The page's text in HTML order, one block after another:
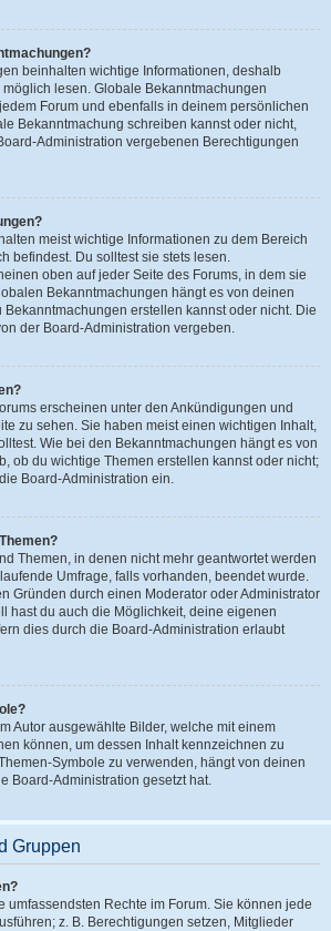
beinhalten wichtige Informationen, deshalb
lesen. Globale Bekanntmachungen
Forum und ebenfalls in deinem persönlichen
Bekanntmachung schreiben kannst oder nicht,
Administration vergebenen Berechtigungen
meist wichtige Informationen zu dem Bereich
befindest. Du solltest sie stets lesen.
oben auf jeder Seite des Forums, in dem sie
Bekanntmachungen hängt es von deinen
Bekanntmachungen erstellen kannst oder nicht. Die
der Board-Administration vergeben.
erscheinen unter den Ankündigungen und
zu sehen. Sie haben meist einen wichtigen Inhalt,
Wie bei den Bekanntmachungen hängt es von
ob du wichtige Themen erstellen kannst oder nicht;
Board-Administration ein.
Themen, in denen nicht mehr geantwortet werden
Umfrage, falls vorhanden, beendet wurde.
Gründen durch einen Moderator oder Administrator
hast du auch die Möglichkeit, deine eigenen
dies durch die Board-Administration erlaubt
Autor ausgewählte Bilder, welche mit einem
können, um dessen Inhalt kennzeichnen zu
Symbole zu verwenden, hängt von deinen
Board-Administration gesetzt hat.
Gruppen
umfassendsten Rechte im Forum. Sie können jede
z. B. Berechtigungen setzen, Mitglieder